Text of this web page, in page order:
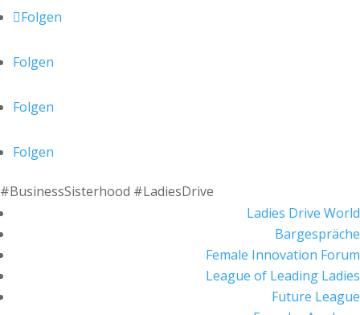
Folgen
Folgen
Folgen
Folgen
#BusinessSisterhood #LadiesDrive
Ladies Drive World
Bargespräche
Female Innovation Forum
League of Leading Ladies
Future League